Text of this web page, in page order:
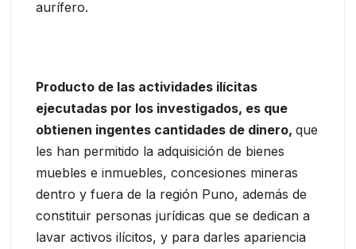
aurífero.
Producto de las actividades ilícitas
ejecutadas por los investigados, es que
obtienen ingentes cantidades de dinero, que
les han permitido la adquisición de bienes
muebles e inmuebles, concesiones mineras
dentro y fuera de la región Puno, además de
constituir personas jurídicas que se dedican a
lavar activos ilícitos, y para darles apariencia